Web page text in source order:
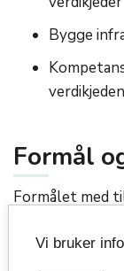
Bygge
Formål
Formålet med
aktører, på
Vi bruker